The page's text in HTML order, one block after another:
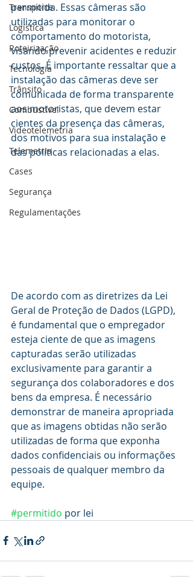
Transporte
Logística
Roteirização
Tecnologia
Trânsito
Combustível
Videotelemetria
Telemetria
Cases
Segurança
Regulamentações
permitida. Essas câmeras são
utilizadas para monitorar o
comportamento do motorista,
visando prevenir acidentes e reduzir
custos. É importante ressaltar que a
instalação das câmeras deve ser
comunicada de forma transparente
aos motoristas, que devem estar
cientes da presença das câmeras,
dos motivos para sua instalação e
das políticas relacionadas a elas.
De acordo com as diretrizes da Lei
Geral de Proteção de Dados (LGPD),
é fundamental que o empregador
esteja ciente de que as imagens
capturadas serão utilizadas
exclusivamente para garantir a
segurança dos colaboradores e dos
bens da empresa. É necessário
demonstrar de maneira apropriada
que as imagens obtidas não serão
utilizadas de forma que exponha
dados confidenciais ou informações
pessoais de qualquer membro da
equipe.
#permitido por lei